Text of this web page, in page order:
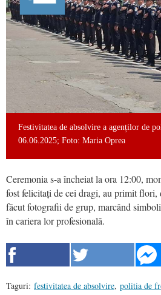
Festivitatea de absolvire a agenților de
06.06.2025; Foto: Maria Oprea
Ceremonia s-a încheiat la ora 12:00,
fost felicitați de cei dragi, au primit flori,
făcut fotografii de grup, marcând
în cariera lor profesională.
Taguri: festivitatea de absolvire, politia de